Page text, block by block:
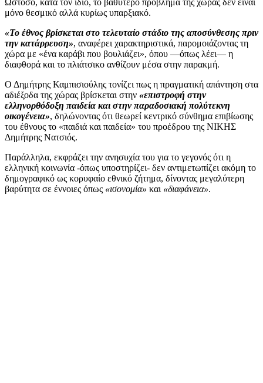
μόνο θεσμικό αλλά κυρίως υπαρξιακό.
«Το έθνος βρίσκεται στο τελευταίο στάδιο της αποσύνθεσης πριν
την κατάρρευση», αναφέρει χαρακτηριστικά, παρομοιάζοντας τη
χώρα με «ένα καράβι που βουλιάζει», όπου —όπως λέει— η
διαφθορά και το πλιάτσικο ανθίζουν μέσα στην παρακμή.
Ο Δημήτρης Καμπισιούλης τονίζει πως η πραγματική απάντηση στα
αδιέξοδα της χώρας βρίσκεται στην «επιστροφή στην
ελληνορθόδοξη παιδεία και στην παραδοσιακή πολύτεκνη
οικογένεια», δηλώνοντας ότι θεωρεί κεντρικό σύνθημα επιβίωσης
του έθνους το «παιδιά και παιδεία» του προέδρου της ΝΙΚΗΣ
Δημήτρης Νατσιός.
Παράλληλα, εκφράζει την ανησυχία του για το γεγονός ότι η
ελληνική κοινωνία -όπως υποστηρίζει- δεν αντιμετωπίζει ακόμη το
δημογραφικό ως κορυφαίο εθνικό ζήτημα, δίνοντας μεγαλύτερη
βαρύτητα σε έννοιες όπως «ισονομία» και «διαφάνεια».